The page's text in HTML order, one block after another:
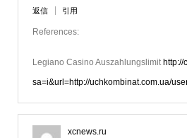
返信
引用
References:
Legiano Casino Auszahlungslimit http://
sa=i&url=http://uchkombinat.com.ua/
xcnews.ru